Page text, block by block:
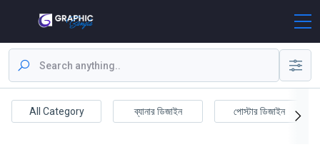
All Category ব্যানার ডিজাইন পোস্টার ডিজাইন